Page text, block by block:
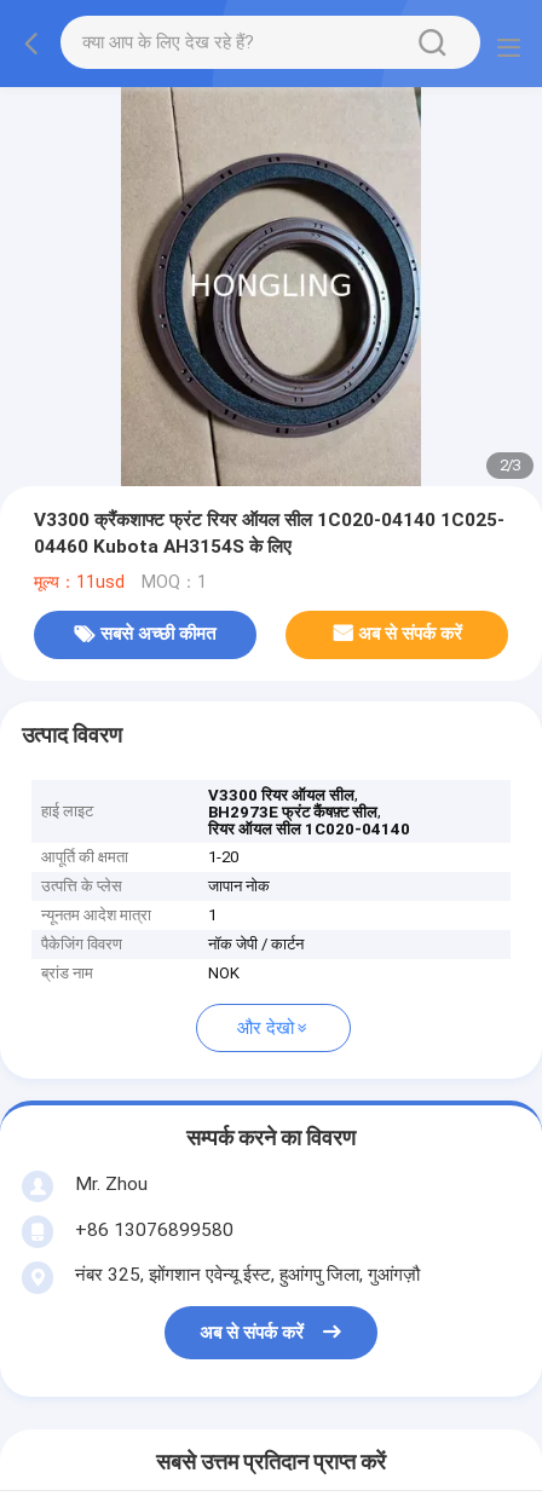
2/3
V3300 क्रैंकशाफ्ट फ्रंट रियर ऑयल सील 1C020-04140 1C025-
04460 Kubota AH3154S के लिए
मूल्य：11usd MOQ：1
सबसे अच्छी कीमत अब से संपर्क करें
उत्पाद विवरण
हाई लाइट
V3300 रियर ऑयल सील,
BH2973E फ्रंट कैंषफ़्ट सील,
रियर ऑयल सील 1C020-04140
आपूर्ति की क्षमता
1-20
उत्पत्ति के प्लेस
जापान नोक
न्यूनतम आदेश मात्रा
1
पैकेजिंग विवरण
नॉक जेपी / कार्टन
ब्रांड नाम
NOK
और देखो
सम्पर्क करने का विवरण
Mr. Zhou
+86 13076899580
नंबर 325, झोंगशान एवेन्यू ईस्ट, हुआंगपु जिला, गुआंगज़ौ
अब से संपर्क करें
सबसे उत्तम प्रतिदान प्राप्त करें